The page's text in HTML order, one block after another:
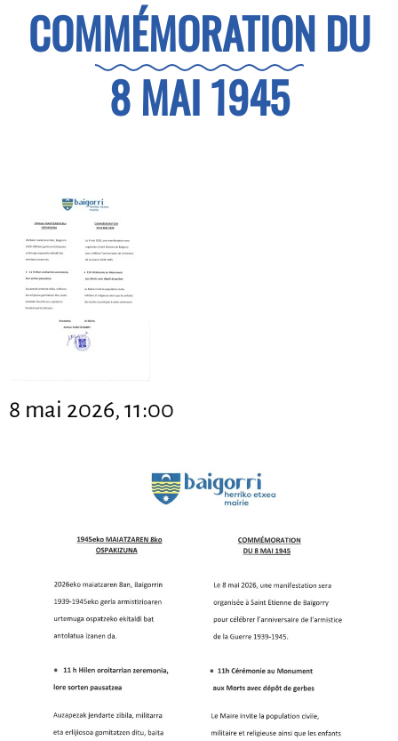
COMMÉMORATION DU
8 MAI 1945
8 mai 2026, 11:00